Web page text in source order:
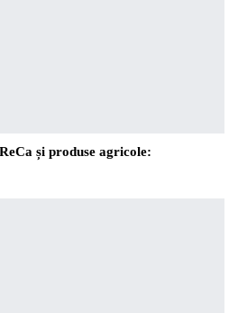
și produse agricole: